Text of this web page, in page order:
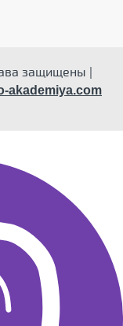
защищены |
akademiya.com